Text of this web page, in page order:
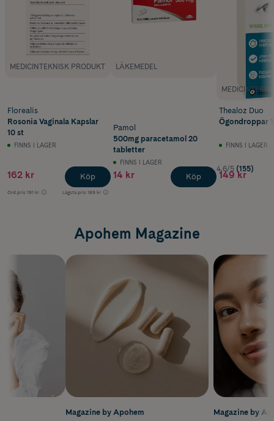
MEDICINTEKNISK PRODUKT
Florealis
Rosonia Vaginala Kapslar
10 st
FINNS I LAGER
162 kr
Ord.pris 191 kr Lägsta pris 189 kr
Köp
LÄKEMEDEL
Pamol
500mg paracetamol 20
tabletter
FINNS I LAGER
14 kr Köp
Thealoz Duo
Ögondroppar
FINNS I LAGER
4.6/5 (155)
149 kr
Apohem Magazine
Magazine by
Magazine by Apohem